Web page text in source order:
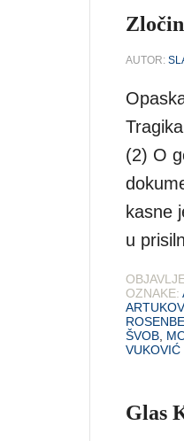
AUTOR:
(2) O
kasne
u
OZNAKE:
ŠVOB
VUKOVIĆ
Glas